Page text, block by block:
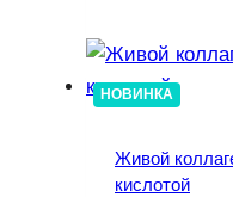
НОВИНКА
Живой
кислотой